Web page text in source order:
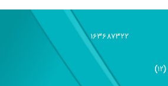
163687322
(
12
)